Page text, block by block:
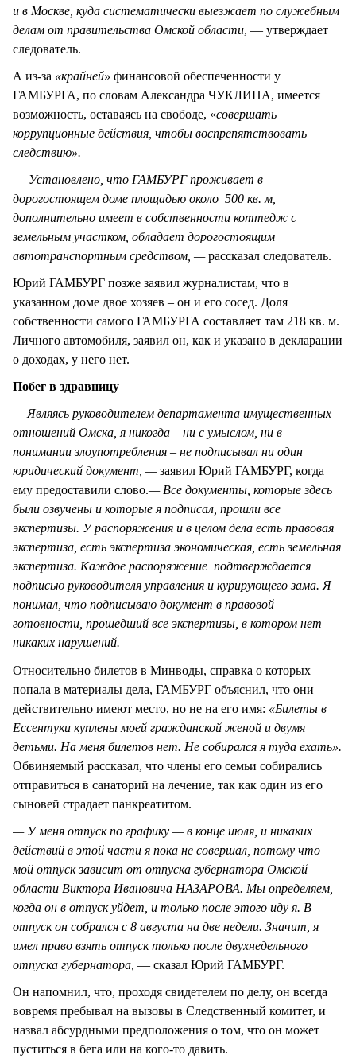
и в Москве, куда систематически выезжает по служебным
делам от правительства Омской области, — утверждает
следователь.
А из-за «крайней» финансовой обеспеченности у
ГАМБУРГА, по словам Александра ЧУКЛИНА, имеется
возможность, оставаясь на свободе, «совершать
коррупционные действия, чтобы воспрепятствовать
следствию».
— Установлено, что ГАМБУРГ проживает в
дорогостоящем доме площадью около 500 кв. м,
дополнительно имеет в собственности коттедж с
земельным участком, обладает дорогостоящим
автотранспортным средством, —рассказал следователь.
Юрий ГАМБУРГ позже заявил журналистам, что в
указанном доме двое хозяев – он и его сосед. Доля
собственности самого ГАМБУРГА составляет там 218 кв. м.
Личного автомобиля, заявил он, как и указано в декларации
о доходах, у него нет.
Побег в здравницу
— Являясь руководителем департамента имущественных
отношений Омска, я никогда – ни с умыслом, ни в
понимании злоупотребления – не подписывал ни один
юридический документ, —заявил Юрий ГАМБУРГ, когда
ему предоставили слово.— Все документы, которые здесь
были озвучены и которые я подписал, прошли все
экспертизы. У распоряжения и в целом дела есть правовая
экспертиза, есть экспертиза экономическая, есть земельная
экспертиза. Каждое распоряжение подтверждается
подписью руководителя управления и курирующего зама. Я
понимал, что подписываю документ в правовой
готовности, прошедший все экспертизы, в котором нет
никаких нарушений.
Относительно билетов в Минводы, справка о которых
попала в материалы дела, ГАМБУРГ объяснил, что они
действительно имеют место, но не на его имя: «Билеты в
Ессентуки куплены моей гражданской женой и двумя
детьми. На меня билетов нет. Не собирался я туда ехать».
Обвиняемый рассказал, что члены его семьи собирались
отправиться в санаторий на лечение, так как один из его
сыновей страдает панкреатитом.
— У меня отпуск по графику — в конце июля, и никаких
действий в этой части я пока не совершал, потому что
мой отпуск зависит от отпуска губернатора Омской
области Виктора Ивановича НАЗАРОВА. Мы определяем,
когда он в отпуск уйдет, и только после этого иду я. В
отпуск он собрался с 8 августа на две недели. Значит, я
имел право взять отпуск только после двухнедельного
отпуска губернатора, — сказал Юрий ГАМБУРГ.
Он напомнил, что, проходя свидетелем по делу, он всегда
вовремя пребывал на вызовы в Следственный комитет, и
назвал абсурдными предположения о том, что он может
пуститься в бега или на кого-то давить.